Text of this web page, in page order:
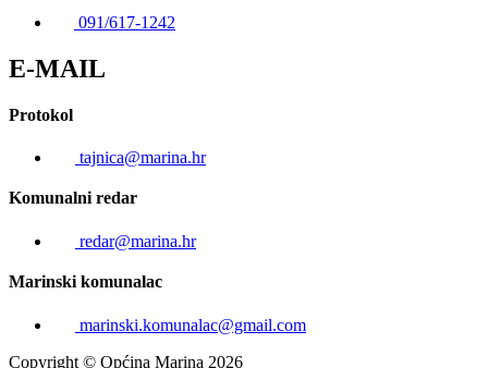
091/617-1242
E-MAIL
Protokol
tajnica@marina.hr
Komunalni redar
redar@marina.hr
Marinski komunalac
marinski.komunalac@gmail.com
Copyright © Općina Marina 2026